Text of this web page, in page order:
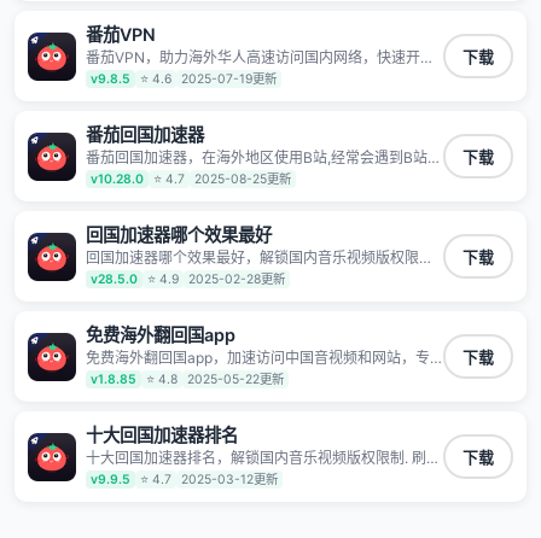
线。能加速访问优酷、爱奇艺、腾讯视频、B站、芒果
TV、西瓜视频、QQ音乐、网易云音乐、酷狗音乐、YY
等主流网站应用解除限制，带你穿梭加速回国。目前已
有上百万用户，用户整体好评95%以上，一对一在线客
服支持，保障你的使用体验。
番茄VPN
番茄VPN，助力海外华人高速访问国内网络，快速开启
国内各直播平台,解决国内视频、音乐卡顿问题；更能加
速海量国服游戏，超低延迟稳定不掉线,畅享国内网络！
v9.8.5 ⭐ 4.6 2025-07-19更新
下载
番茄回国加速器
番茄回国加速器，在海外地区使用B站,经常会遇到B站地
区版权限制/网络IP屏蔽,缓冲卡顿等问题,使用我们的哔
哩哔哩专用回国VPN,可加速解决各类网络问题,一键网络
7*24小时服务。
v10.28.0 ⭐ 4.7 2025-08-25更新
下载
回国加速器哪个效果最好
回国加速器哪个效果最好，解锁国内音乐视频版权限制.
刷剧不卡，高清秒开. 有效降低国服游戏延迟. 提升国内
主流应用访问速度 ; 独创加速黑科技 · 海量边缘. 动态多
v28.5.0 ⭐ 4.9 2025-02-28更新
下载
免费海外翻回国app
免费海外翻回国app，加速访问中国音视频和网站，专
业回国加速器，帮你加速访问优酷、bilibili、腾讯视频、
爱奇艺等，加速国服游戏，例如原神、阴阳师、和平精
明日方舟、战双帕弥什、sky光·遇、另一个伊甸园等国
内各种服务,回国加速器致力于帮助海外华人和留学生、
港澳台地区用户提供最好的回国游戏和音乐视频加速服
务，可以在海外或港澳台地区流畅加速国服游戏和音视
v1.8.85 ⭐ 4.8 2025-05-22更新
下载
十大回国加速器排名
十大回国加速器排名，解锁国内音乐视频版权限制. 刷剧
不卡，高清秒开. 有效降低国服游戏延迟. 提升国内主流
应用访问速度 ; 独创加速黑科技 · 海量边缘. 动态多线. 智
v9.9.5 ⭐ 4.7 2025-03-12更新
下载